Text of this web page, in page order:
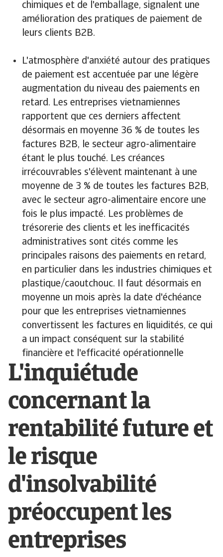
chimiques et de l'emballage, signalent une
amélioration des pratiques de paiement de
leurs clients B2B.
L'atmosphère d'anxiété autour des pratiques
de paiement est accentuée par une légère
augmentation du niveau des paiements en
retard. Les entreprises vietnamiennes
rapportent que ces derniers affectent
désormais en moyenne 36 % de toutes les
factures B2B, le secteur agro-alimentaire
étant le plus touché. Les créances
irrécouvrables s'élèvent maintenant à une
moyenne de 3 % de toutes les factures B2B,
avec le secteur agro-alimentaire encore une
fois le plus impacté. Les problèmes de
trésorerie des clients et les inefficacités
administratives sont cités comme les
principales raisons des paiements en retard,
en particulier dans les industries chimiques et
plastique/caoutchouc. Il faut désormais en
moyenne un mois après la date d'échéance
pour que les entreprises vietnamiennes
convertissent les factures en liquidités, ce qui
a un impact conséquent sur la stabilité
financière et l'efficacité opérationnelle
L'inquiétude
concernant la
rentabilité future et
le risque
d'insolvabilité
préoccupent les
entreprises